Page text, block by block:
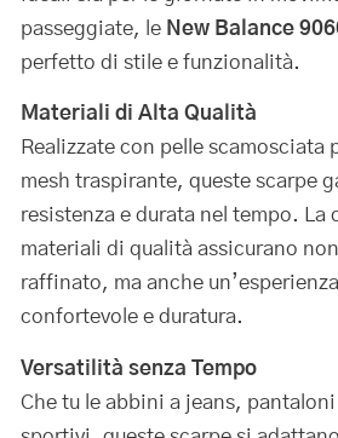
passeggiate, le New Balance
perfetto di stile e funzionalità.
Materiali di Alta Qualità
Realizzate con pelle scamosciata
mesh traspirante, queste scarpe
resistenza e durata nel tempo. La
materiali di qualità assicurano
raffinato, ma anche
confortevole e duratura.
Versatilità senza Tempo
Che tu le abbini a jeans,